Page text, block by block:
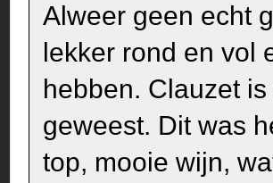
Alweer geen echt
lekker rond en vol
hebben. Clauzet
geweest. Dit was
top, mooie wijn,